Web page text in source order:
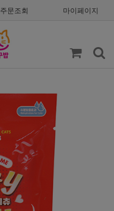
주문조회 마이페이지